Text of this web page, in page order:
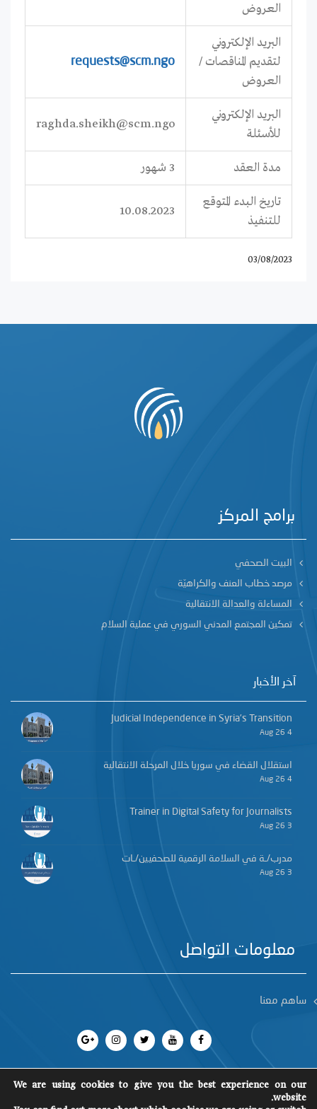
العروض
البريد الإلكتروني
لتقديم المناقصات /
العروض
requests@scm.ngo
البريد الإلكتروني
للأسئلة
raghda.sheikh@scm.ngo
مدة العقد 3 شهور
تاريخ البدء المتوقع
للتنفيذ
10.08.2023
03/08/2023
برامج المركز
البيت الصحفي
مرصد خطاب العنف والكراهيّة
المساءلة والعدالة الانتقالية
تمكين المجتمع المدني السوري في عملية السلام
آخر الأخبار
Judicial Independence in Syria’s Transition
4 Aug 26
استقلال القضاء في سوريا خلال المرحلة الانتقالية
4 Aug 26
Trainer in Digital Safety for Journalists
3 Aug 26
مدرب/ـة في السلامة الرقمية للصحفيين/ـات
3 Aug 26
معلومات التواصل
ساهم معنا
We are using cookies to give you the best experience on our
website.